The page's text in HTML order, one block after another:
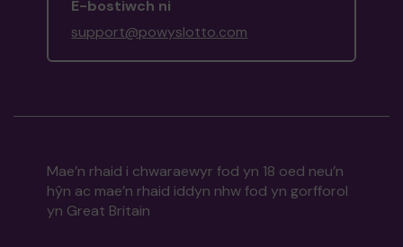
E-bostiwch ni
support@powyslotto.com
Mae’n rhaid i chwaraewyr fod yn 18 oed neu’n
hŷn ac mae’n rhaid iddyn nhw fod yn gorfforol
yn Great Britain